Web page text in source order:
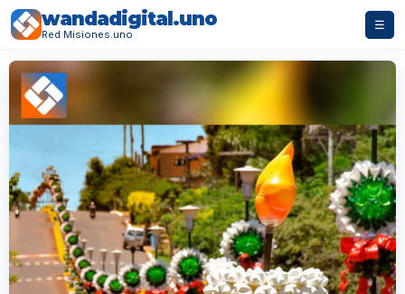
wandadigital.uno
Red Misiones.uno
☰